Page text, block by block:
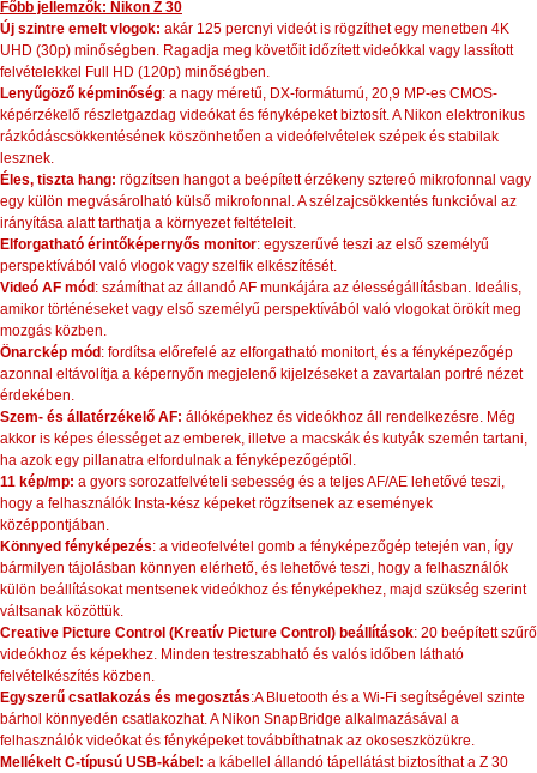
Főbb jellemzők: Nikon Z 30
Új szintre emelt vlogok: akár 125 percnyi videót is rögzíthet egy menetben 4K
UHD (30p) minőségben. Ragadja meg követőit időzített videókkal vagy lassított
felvételekkel Full HD (120p) minőségben.
Lenyűgöző képminőség: a nagy méretű, DX-formátumú, 20,9 MP-es CMOS-
képérzékelő részletgazdag videókat és fényképeket biztosít. A Nikon elektronikus
rázkódáscsökkentésének köszönhetően a videófelvételek szépek és stabilak
lesznek.
Éles, tiszta hang: rögzítsen hangot a beépített érzékeny sztereó mikrofonnal vagy
egy külön megvásárolható külső mikrofonnal. A szélzajcsökkentés funkcióval az
irányítása alatt tarthatja a környezet feltételeit.
Elforgatható érintőképernyős monitor: egyszerűvé teszi az első személyű
perspektívából való vlogok vagy szelfik elkészítését.
Videó AF mód : számíthat az állandó AF munkájára az élességállításban. Ideális,
amikor történéseket vagy első személyű perspektívából való vlogokat örökít meg
mozgás közben.
Önarckép mód : fordítsa előrefelé az elforgatható monitort, és a fényképezőgép
azonnal eltávolítja a képernyőn megjelenő kijelzéseket a zavartalan portré nézet
érdekében.
Szem- és állatérzékelő AF: állóképekhez és videókhoz áll rendelkezésre. Még
akkor is képes élességet az emberek, illetve a macskák és kutyák szemén tartani,
ha azok egy pillanatra elfordulnak a fényképezőgéptől.
11 kép/mp: a gyors sorozatfelvételi sebesség és a teljes AF/AE lehetővé teszi,
hogy a felhasználók Insta-kész képeket rögzítsenek az események
középpontjában.
Könnyed fényképezés: a videofelvétel gomb a fényképezőgép tetején van, így
bármilyen tájolásban könnyen elérhető, és lehetővé teszi, hogy a felhasználók
külön beállításokat mentsenek videókhoz és fényképekhez, majd szükség szerint
váltsanak közöttük.
Creative Picture Control (Kreatív Picture Control) beállítások: 20 beépített szűrő
videókhoz és képekhez. Minden testreszabható és valós időben látható
felvételkészítés közben.
Egyszerű csatlakozás és megosztás:A Bluetooth és a Wi-Fi segítségével szinte
bárhol könnyedén csatlakozhat. A Nikon SnapBridge alkalmazásával a
felhasználók videókat és fényképeket továbbíthatnak az okoseszközükre.
Mellékelt C-típusú USB-kábel: a kábellel állandó tápellátást biztosíthat a Z 30